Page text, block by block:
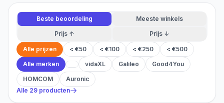
Beste beoordeling
Meeste winkels
Prijs ↑
Prijs ↓
Alle prijzen < €50 < €100 < €250
< €500
Alle merken
vidaXL Galileo
Good4You
HOMCOM
Auronic
Alle 29 producten